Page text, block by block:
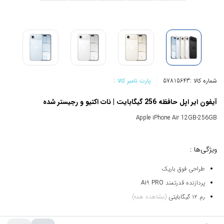
شماره کالا :57815643 پارت نامبر کالا :
آیفون ایر اپل حافظه 256 گیگابایت | نات اکتیو و رجیستر شده
Apple iPhone Air 12GB-256GB
ویژگی‌ها :
طراحی فوق باریک
پردازنده قدرتمند A19 PRO
رم ۱۲ گیگابایتی
(مشاهده همه)